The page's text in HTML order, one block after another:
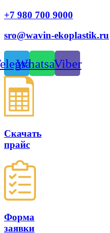
+7 980 700 9000
sro@wavin-ekoplastik.ru
WhatsappViber
Скачать
прайс
Форма
заявки